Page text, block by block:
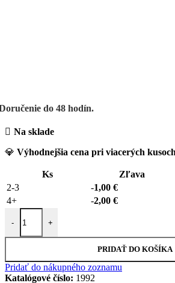
do 48 hodín.
Na sklade
💎 Výhodnejšia cena pri viacerých kusoch
Ks Zľava
2-3
-1,00 €
4+
-2,00 €
-
množstvo Elis hodvábna gumička do vlasov
+
PRIDAŤ DO KOŠÍKA
Pridať do nákupného zoznamu
Katalógové číslo: 1992